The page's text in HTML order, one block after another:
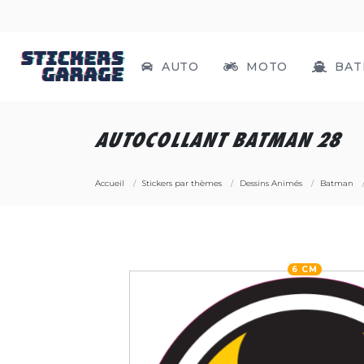
AUTO MOTO
AUTOCOLLANT BATMAN 28
Accueil Stickers par thèmes Dessins Animés Batman
6 CM